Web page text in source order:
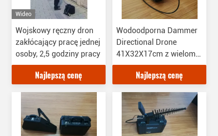
Wideo
Wojskowy ręczny dron
zakłócający pracę jednej
osoby, 2,5 godziny pracy
Najlepszą cenę
Wodoodporna Dammer
Directional Drone
41X32X17cm z wieloma
zespołami roboczymi
Najlepszą cenę